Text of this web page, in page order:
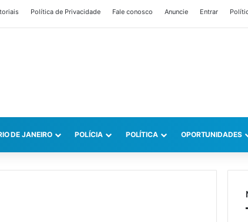
Política de Privacidade Fale conosco Anuncie Entrar
DE JANEIRO POLÍCIA POLÍTICA OPORTUNIDADES